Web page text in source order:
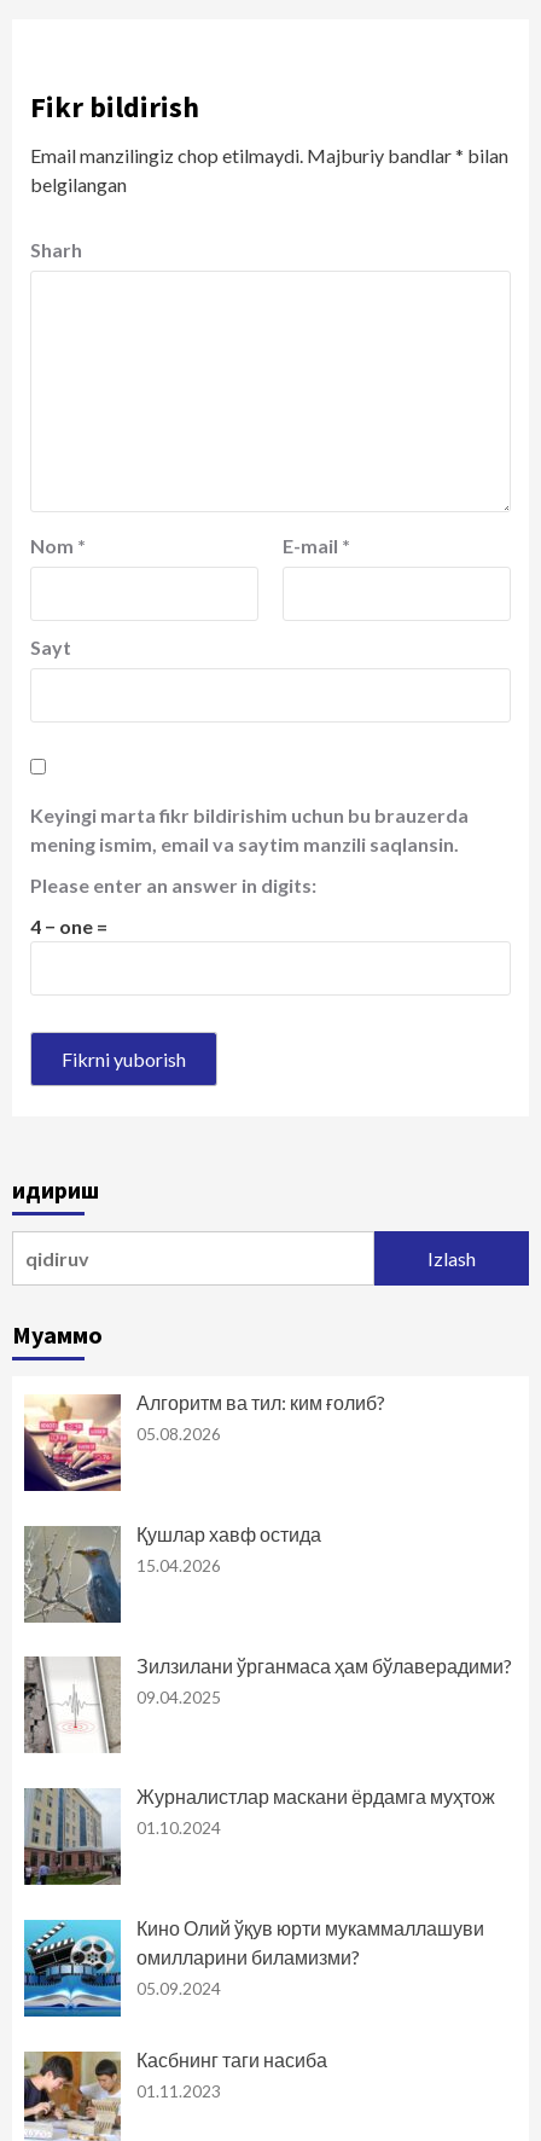
Fikr bildirish
Email manzilingiz chop etilmaydi. Majburiy bandlar* bilan
belgilangan
Sharh
Nom * E-mail *
Sayt
Keyingi marta fikr bildirishim uchun bu brauzerda
mening ismim, email va saytim manzili saqlansin.
Please enter an answer in digits:
4 − one =
Қидириш
Муаммо
Алгоритм ва тил: ким ғолиб?
05.08.2026
Қушлар хавф остида
15.04.2026
Зилзилани ўрганмаса ҳам бўлаверадими?
09.04.2025
Журналистлар маскани ёрдамга муҳтож
01.10.2024
Кино Олий ўқув юрти мукаммаллашуви
омилларини биламизми?
05.09.2024
Касбнинг таги насиба
01.11.2023